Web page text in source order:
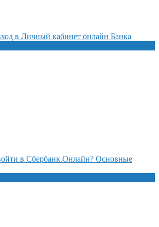
в Личный кабинет онлайн Банка
в Сбербанк.Онлайн? Основные